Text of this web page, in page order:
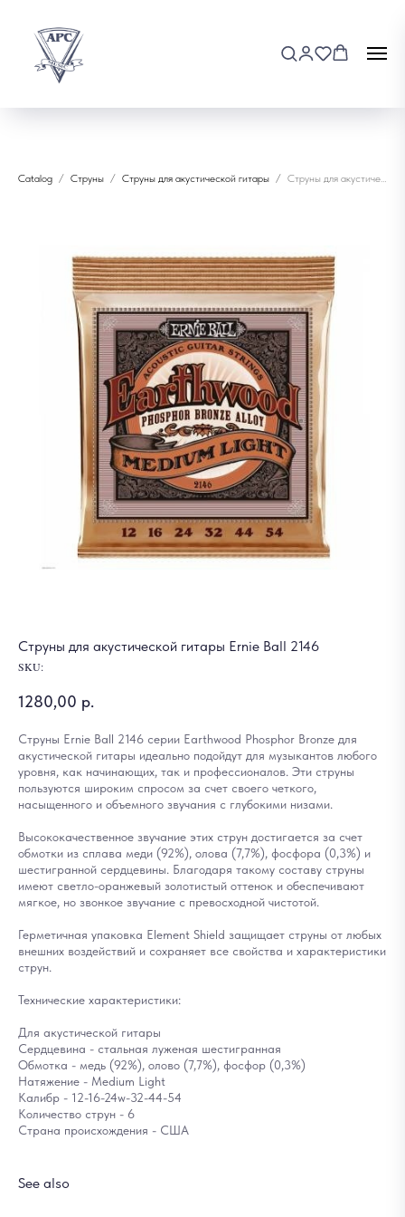
Catalog Струны Струны для акустической гитары Струны для акустической гитары Ernie Ball 2146
Струны для акустической гитары Ernie Ball 2146
SKU:
1280,00 р.
Струны Ernie Ball 2146 серии Earthwood Phosphor Bronze для
акустической гитары идеально подойдут для музыкантов любого
уровня, как начинающих, так и профессионалов. Эти струны
пользуются широким спросом за счет своего четкого,
насыщенного и объемного звучания с глубокими низами.
Высококачественное звучание этих струн достигается за счет
обмотки из сплава меди (92%), олова (7,7%), фосфора (0,3%) и
шестигранной сердцевины. Благодаря такому составу струны
имеют светло-оранжевый золотистый оттенок и обеспечивают
мягкое, но звонкое звучание с превосходной чистотой.
Герметичная упаковка Element Shield защищает струны от любых
внешних воздействий и сохраняет все свойства и характеристики
струн.
Технические характеристики:
Для акустической гитары
Сердцевина - стальная луженая шестигранная
Обмотка - медь (92%), олово (7,7%), фосфор (0,3%)
Натяжение - Medium Light
Калибр - 12-16-24w-32-44-54
Количество струн - 6
Страна происхождения - США
See also